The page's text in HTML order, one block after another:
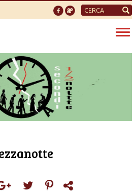
Form
di
ricerca